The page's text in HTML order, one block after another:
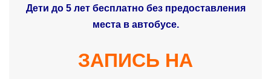
Дети до 5 лет бесплатно без предоставления
места в автобусе.
ЗАПИСЬ НА